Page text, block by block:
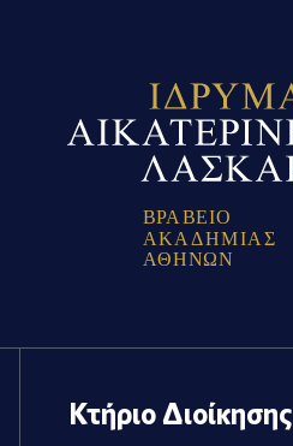
ΒΡΑ ΒΕΙΟ
ΑΚΑ ΔΗΜΙΑ Σ
ΑΘΗΝΩΝ
Κτήριο Διοίκησης